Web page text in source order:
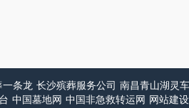
一条龙 长沙殡葬服务公司 南昌青山湖灵
中国墓地网 中国非急救转运网 网站建设